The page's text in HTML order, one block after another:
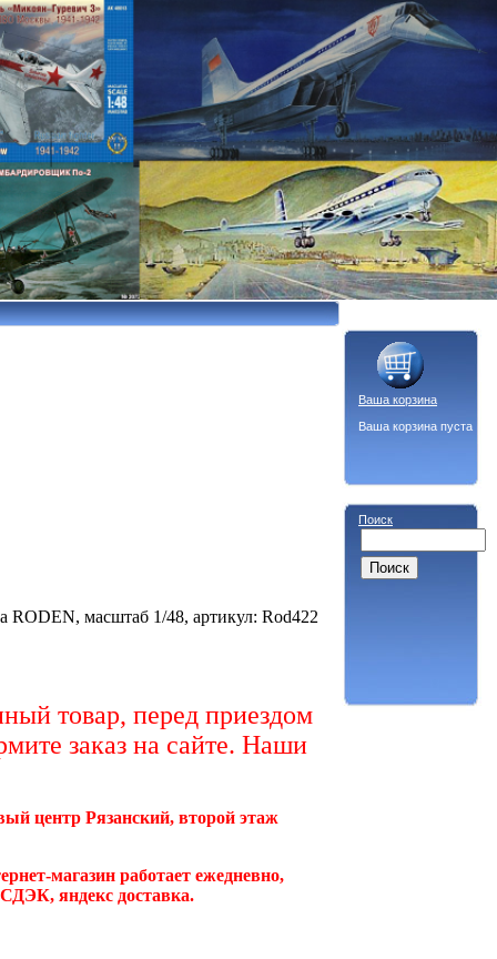
RODEN, масштаб 1/48, артикул: Rod422
товар, перед приездом
заказ на сайте. Наши
центр Рязанский, второй этаж
магазин работает ежедневно,
яндекс доставка.
Ваша корзина
Ваша корзина пуста
Поиск